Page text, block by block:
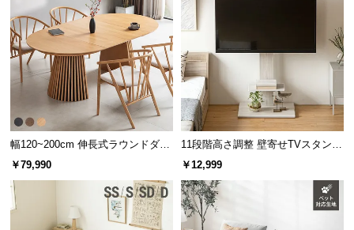
幅120~200cm 伸長式ラウンドダイ
ニングテーブル 6人掛け 天然木突
板 美しい格子デザイン
￥79,990
11段階高さ調整 壁寄せTVスタンド
キャスター付き 上下左右角度調節
￥12,999